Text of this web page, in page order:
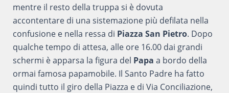
mentre il resto della truppa si è dovuta
accontentare di una sistemazione più defilata nella
confusione e nella ressa di Piazza San Pietro. Dopo
qualche tempo di attesa, alle ore 16.00 dai grandi
schermi è apparsa la figura del Papa a bordo della
ormai famosa papamobile. Il Santo Padre ha fatto
quindi tutto il giro della Piazza e di Via Conciliazione,